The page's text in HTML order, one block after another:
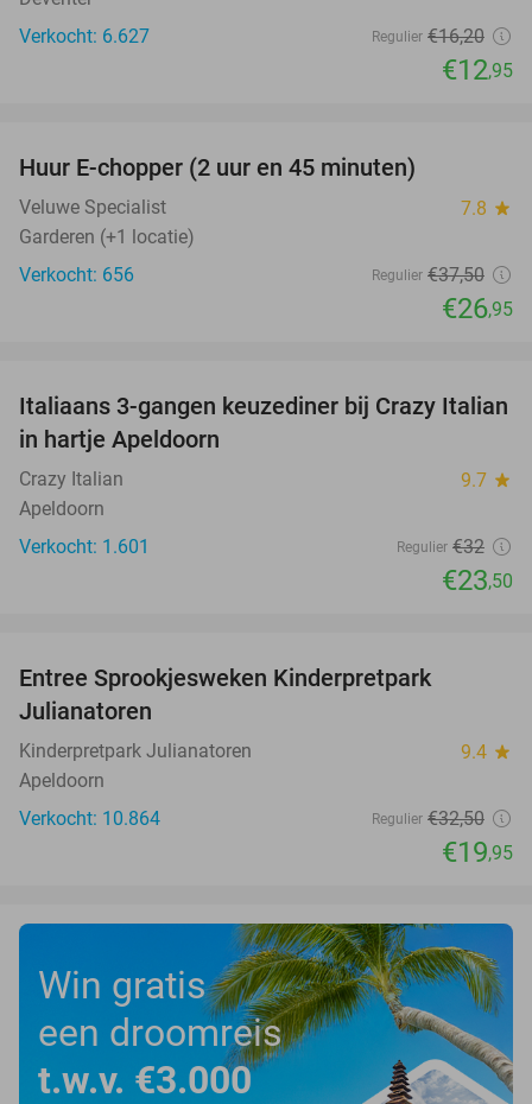
Verkocht: 6.627
Regulier €16,20
€12,95
Huur E-chopper (2 uur en 45 minuten)
Veluwe Specialist 7.8 star
Garderen (+1 locatie)
Verkocht: 656
Regulier €37,50
€26,95
27%
Italiaans 3-gangen keuzediner bij Crazy Italian
in hartje Apeldoorn
Crazy Italian 9.7 star
Apeldoorn
Verkocht: 1.601
Regulier €32
€23,50
Entree Sprookjesweken Kinderpretpark
Julianatoren
Kinderpretpark Julianatoren 9.4 star
Apeldoorn
Verkocht: 10.864
Regulier €32,50
€19,95
Win gratis
een droomreis
t.w.v. €3.000